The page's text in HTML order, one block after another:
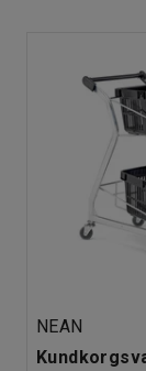
Alla tillbehör
Estimerad
kg
NEAN